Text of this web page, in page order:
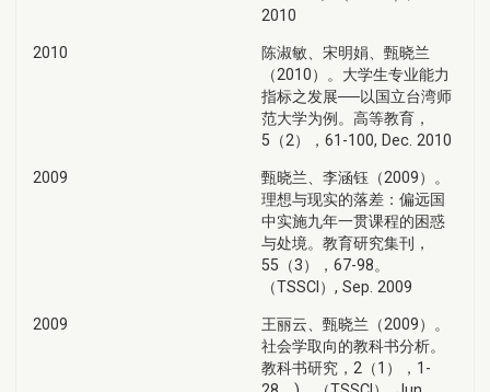
2010
2010
陈淑敏、宋明娟、甄晓兰
（2010）。大学生专业能力
指标之发展──以国立台湾师
范大学为例。高等教育，
5（2），61-100, Dec. 2010
2009
甄晓兰、李涵钰（2009）。
理想与现实的落差：偏远国
中实施九年一贯课程的困惑
与处境。教育研究集刊，
55（3），67-98。
（TSSCI）, Sep. 2009
2009
王丽云、甄晓兰（2009）。
社会学取向的教科书分析。
教科书研究，2（1），1-